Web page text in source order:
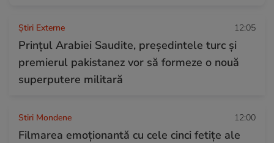
Știri Externe 12:05
Prințul Arabiei Saudite, președintele turc și
premierul pakistanez vor să formeze o nouă
superputere militară
Stiri Mondene 12:00
Filmarea emoționantă cu cele cinci fetițe ale